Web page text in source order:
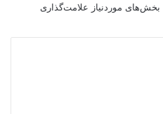
بخش‌های موردنیاز علامت‌گذاری